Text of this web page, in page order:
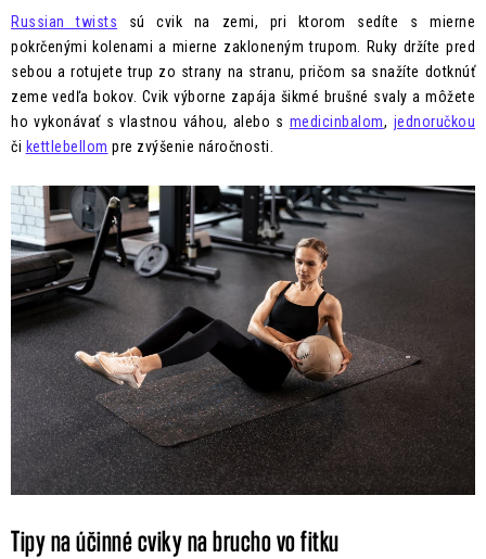
Russian twists sú cvik na zemi, pri ktorom sedíte s mierne
pokrčenými kolenami a mierne zakloneným trupom. Ruky držíte pred
sebou a rotujete trup zo strany na stranu, pričom sa snažíte dotknúť
zeme vedľa bokov. Cvik výborne zapája šikmé brušné svaly a môžete
ho vykonávať s vlastnou váhou, alebo s medicinbalom, jednoručkou
či kettlebellom pre zvýšenie náročnosti.
Tipy na účinné cviky na brucho vo fitku